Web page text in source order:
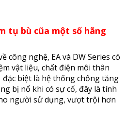
tụ bù cũa một số hãng
công nghệ, EA và DW Series có
vật liệu, chất điện môi thân
biệt là hệ thống chống tăng
bị nổ khi có sự cố, đây là tính
người sử dụng, vượt trội hơn